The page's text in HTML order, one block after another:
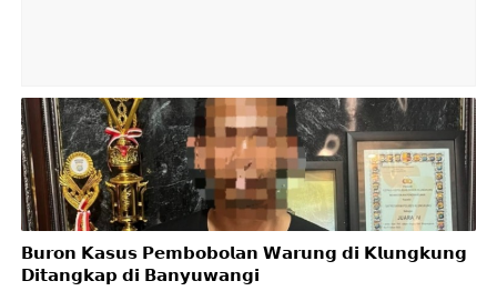
𝗕𝘂𝗿𝗼𝗻 𝗞𝗮𝘀𝘂𝘀 𝗣𝗲𝗺𝗯𝗼𝗯𝗼𝗹𝗮𝗻 𝗪𝗮𝗿𝘂𝗻𝗴 𝗱𝗶 𝗞𝗹𝘂𝗻𝗴𝗸𝘂𝗻𝗴
𝗗𝗶𝘁𝗮𝗻𝗴𝗸𝗮𝗽 𝗱𝗶 𝗕𝗮𝗻𝘆𝘂𝘄𝗮𝗻𝗴𝗶